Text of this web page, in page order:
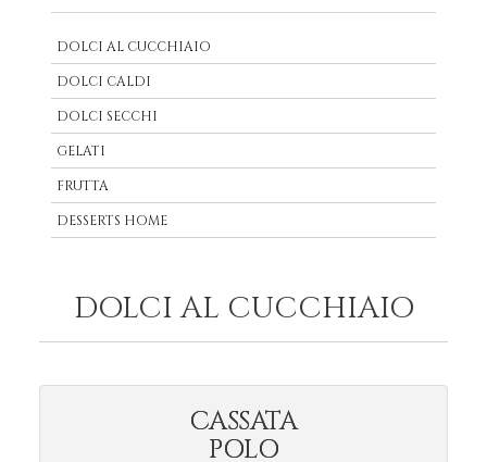
DOLCI AL CUCCHIAIO
DOLCI CALDI
DOLCI SECCHI
GELATI
FRUTTA
DESSERTS HOME
DOLCI AL CUCCHIAIO
CASSATA
POLO